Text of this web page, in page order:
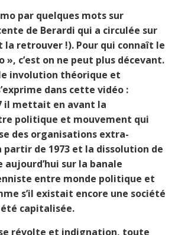
par quelques mots sur
de Berardi qui a circulée sur
retrouver !). Pour qui connaît le
», c’est on ne peut plus décevant.
involution théorique et
dans cette vidéo :
il mettait en avant la
politique et mouvement qui
des organisations extra-
de 1973 et la dissolution de
sur la banale
entre monde politique et
s’il existait encore une société
capitalisée.
révolte et indignation, toute